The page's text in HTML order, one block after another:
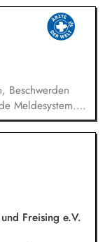
Umfeld. Ein
und
strategische
Leitung
Optimierung
Beschwerden
Meldesystem.
bei
von
an der
und dem
und
Freising e.V.